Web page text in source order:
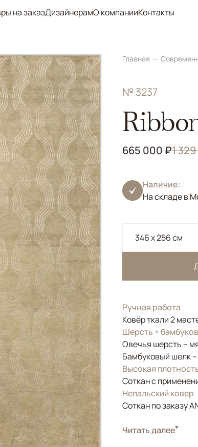
на заказДизайнерамО компанииКонтакты
Главная
№ 3237
665 000 ₽1
Наличие:
На складе в
346 x 256 см
Ручная работа
Ковёр ткали 2
Шерсть +
Овечья шерсть –
Бамбуковый шелк
Высокая
Соткан с
Непальский ковер
Соткан по заказу
СтильСовременные
Читать далее